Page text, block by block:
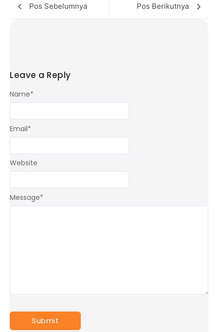
Pos Sebelumnya Pos Berikutnya
Leave a Reply
Message*
Name*
Email*
Website